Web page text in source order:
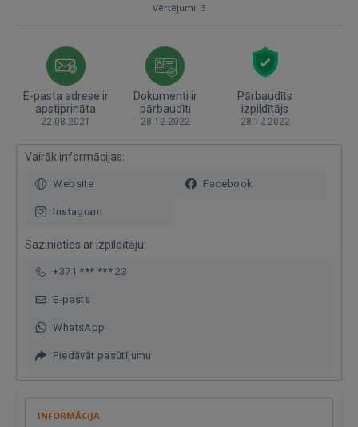
Vērtējumi: 3
E-pasta adrese ir
apstiprināta
22.08.2021
Dokumenti ir
pārbaudīti
28.12.2022
Pārbaudīts
izpildītājs
28.12.2022
Vairāk informācijas:
Website Facebook
Instagram
Sazinieties ar izpildītāju:
+371 *** *** 23
E-pasts
WhatsApp
Piedāvāt pasūtījumu
INFORMĀCIJA